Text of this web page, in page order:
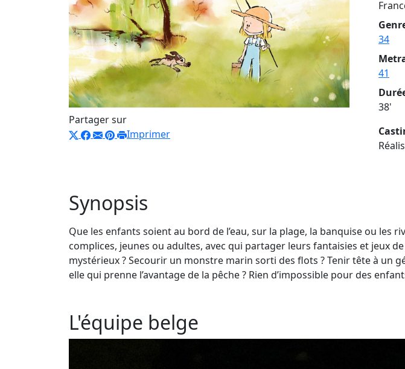
Partager sur
Imprimer
34
41
38'
Synopsis
Que les enfants soient au bord de l’eau, sur la plage, la banquise ou les
complices, jeunes ou adultes, avec qui partager leurs fantaisies et jeux
mystérieux ? Secourir un monstre marin sorti des flots ? Tenir tête à un
elle qui prenne l’avantage de la pêche ? Rien d’impossible pour des
L'équipe belge